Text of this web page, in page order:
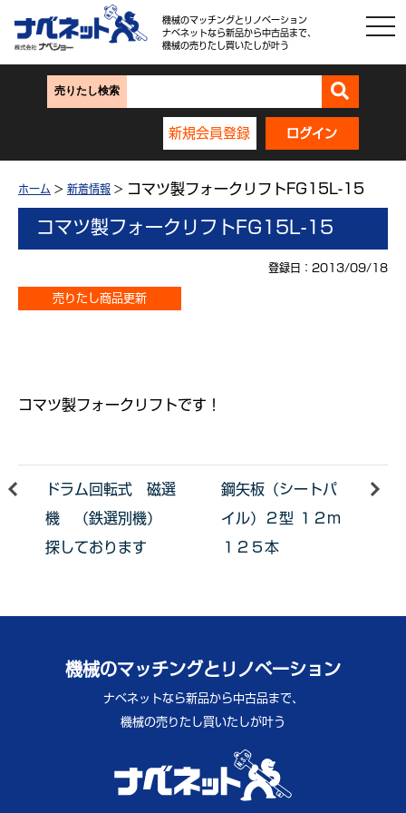
機械のマッチングとリノベーション
ナベネットなら新品から中古品まで、
機械の売りたし買いたしが叶う
売りたし検索
新規会員登録 ログイン
ホーム > 新着情報 > コマツ製フォークリフトFG15L-15
コマツ製フォークリフトFG15L-15
登録日：2013/09/18
売りたし商品更新
コマツ製フォークリフトです！
ドラム回転式 磁選
機 （鉄選別機）
探しております
鋼矢板（シートパ
イル）２型 １２m
１２５本
機械のマッチングとリノベーション
ナベネットなら新品から中古品まで、
機械の売りたし買いたしが叶う